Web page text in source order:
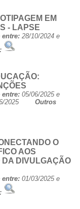
EM
- LAPSE
entre: 28/10/2024 e
entre: 05/06/2025 e
2025 Outros
O
AOS
DA DIVULGAÇÃO
entre: 01/03/2025 e